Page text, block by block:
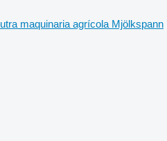
maquinaria agrícola Mjölkspann